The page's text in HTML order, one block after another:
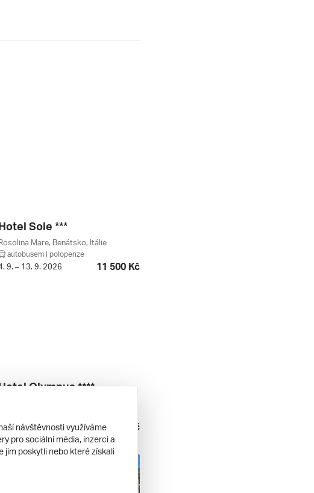
Sole ***
Mare, Benátsko, Itálie
autobusem | polopenze
9. – 13. 9. 2026 11 500 Kč
Olympus ****
9. – 13. 9. 2026 21 270 Kč
návštěvnosti využíváme
pro sociální média, inzerci a
jim poskytli nebo které získali